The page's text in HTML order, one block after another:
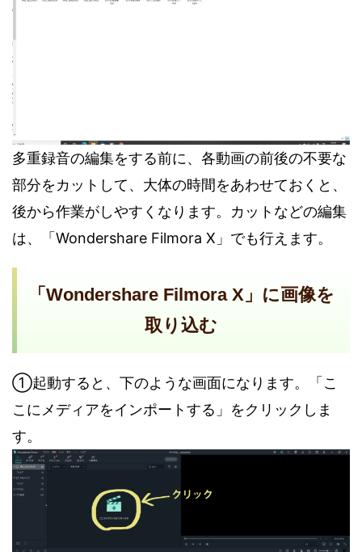
多重録音の編集をする前に、各動画の前後の不要な
部分をカットして、大体の時間をあわせておくと、
後から作業がしやすくなります。カットなどの編集
は、「Wondershare Filmora X」でも行えます。
「Wondershare Filmora X」に画像を
取り込む
①起動すると、下のような画面になります。「こ
こにメディアをインポートする」をクリックしま
す。